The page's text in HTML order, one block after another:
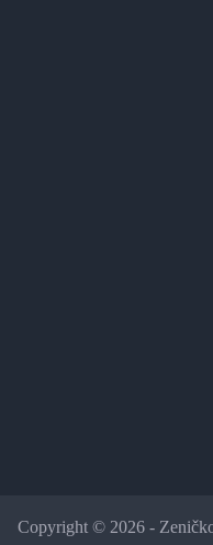
Copyright © 2026 -